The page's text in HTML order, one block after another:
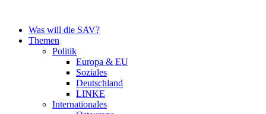
springenWas will die SAV?
Themen
Politik
Europa & EU
Soziales
Deutschland
LINKE
Internationales